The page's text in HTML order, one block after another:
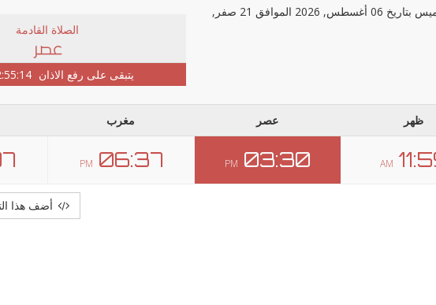
مواعيد الصلاة في مدينة سوهاج، اليوم الخميس بتاريخ 06 أغسطس, 2026 الموافق 21 صفر,
الصلاة القادمة
عصر
يتبقى على رفع الاذان
ظهر عصر مغرب
AM
03:30
PM
06:37
PM
أضف هذا